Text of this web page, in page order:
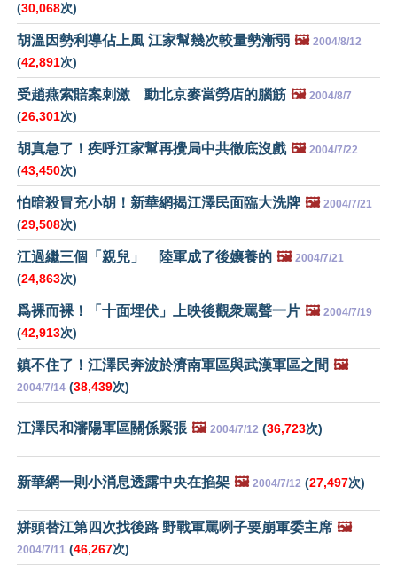
(30,068次)
胡溫因勢利導佔上風 江家幫幾次較量勢漸弱 🖼️ 2004/8/12
(42,891次)
受趙燕索賠案刺激 動北京麥當勞店的腦筋 🖼️ 2004/8/7
(26,301次)
胡真急了！疾呼江家幫再攪局中共徹底沒戲 🖼️ 2004/7/22
(43,450次)
怕暗殺冒充小胡！新華網揭江澤民面臨大洗牌 🖼️ 2004/7/21
(29,508次)
江過繼三個「親兒」 陸軍成了後孃養的 🖼️ 2004/7/21
(24,863次)
爲裸而裸！「十面埋伏」上映後觀衆罵聲一片 🖼️ 2004/7/19
(42,913次)
鎮不住了！江澤民奔波於濟南軍區與武漢軍區之間 🖼️
2004/7/14 (38,439次)
江澤民和瀋陽軍區關係緊張 🖼️ 2004/7/12 (36,723次)
新華網一則小消息透露中央在掐架 🖼️ 2004/7/12 (27,497次)
姘頭替江第四次找後路 野戰軍罵咧子要崩軍委主席 🖼️
2004/7/11 (46,267次)